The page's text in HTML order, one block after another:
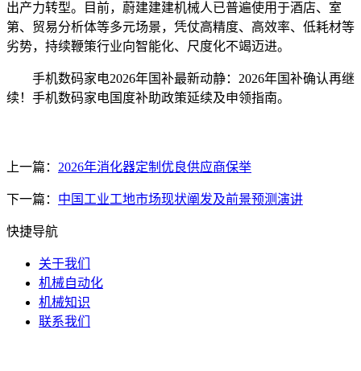
出产力转型。目前，蔚建建建机械人已普遍使用于酒店、室
第、贸易分析体等多元场景，凭仗高精度、高效率、低耗材等
劣势，持续鞭策行业向智能化、尺度化不竭迈进。
手机数码家电2026年国补最新动静：2026年国补确认再继
续！手机数码家电国度补助政策延续及申领指南。
上一篇： 2026年消化器定制优良供应商保举
下一篇： 中国工业工地市场现状阐发及前景预测演讲
快捷导航
关于我们
机械自动化
机械知识
联系我们